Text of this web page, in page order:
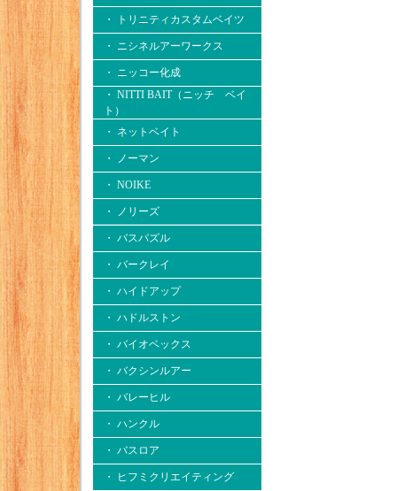
・ トリニティカスタムベイツ
・ ニシネルアーワークス
・ ニッコー化成
・ NITTI BAIT（ニッチ ベイ
ト）
・ ネットベイト
・ ノーマン
・ NOIKE
・ ノリーズ
・ バスパズル
・ バークレイ
・ ハイドアップ
・ ハドルストン
・ バイオベックス
・ バクシンルアー
・ バレーヒル
・ ハンクル
・ バスロア
・ ヒフミクリエイティング